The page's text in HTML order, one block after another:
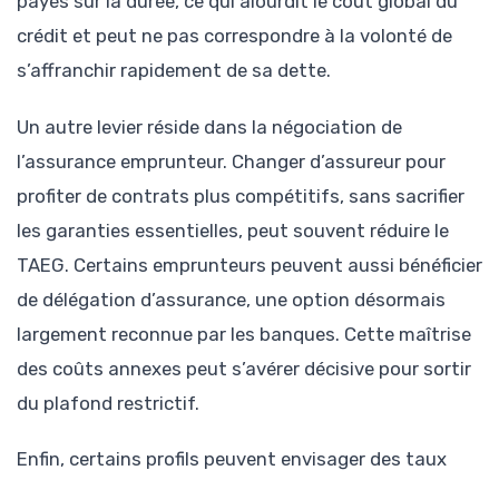
crédit et peut ne pas correspondre à la volonté de
s’affranchir rapidement de sa dette.
Un autre levier réside dans la négociation de
l’assurance emprunteur. Changer d’assureur pour
profiter de contrats plus compétitifs, sans sacrifier
les garanties essentielles, peut souvent réduire le
TAEG. Certains emprunteurs peuvent aussi bénéficier
de délégation d’assurance, une option désormais
largement reconnue par les banques. Cette maîtrise
des coûts annexes peut s’avérer décisive pour sortir
du plafond restrictif.
Enfin, certains profils peuvent envisager des taux